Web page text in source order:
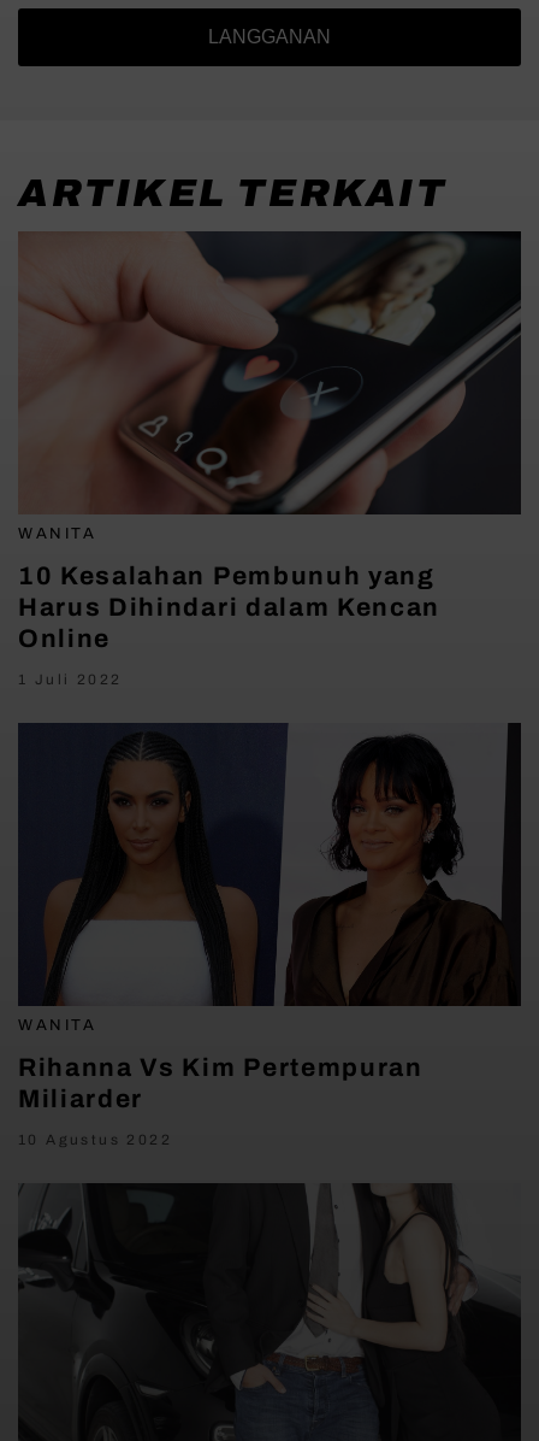
LANGGANAN
ARTIKEL TERKAIT
WANITA
10 Kesalahan Pembunuh yang
Harus Dihindari dalam Kencan
Online
1 Juli 2022
WANITA
Rihanna Vs Kim Pertempuran
Miliarder
10 Agustus 2022